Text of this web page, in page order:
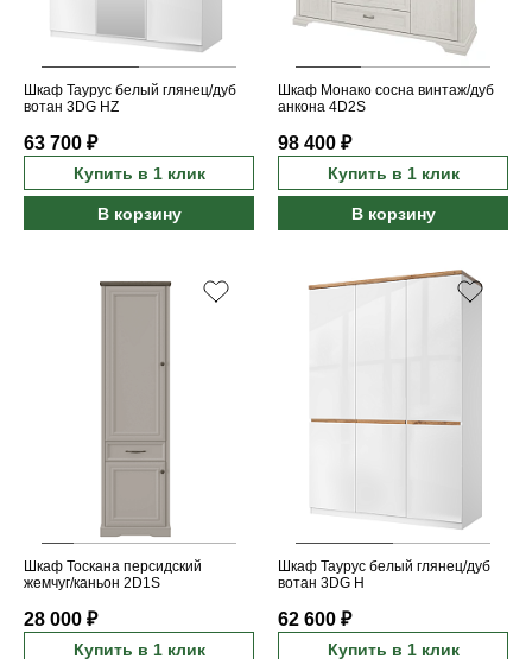
Шкаф Таурус белый глянец/дуб
вотан 3DG HZ
63 700 ₽
Купить в 1 клик
В корзину
Шкаф Монако сосна винтаж/дуб
анкона 4D2S
98 400 ₽
Купить в 1 клик
В корзину
Шкаф Тоскана персидский
жемчуг/каньон 2D1S
28 000 ₽
Купить в 1 клик
Шкаф Таурус белый глянец/дуб
вотан 3DG H
62 600 ₽
Купить в 1 клик